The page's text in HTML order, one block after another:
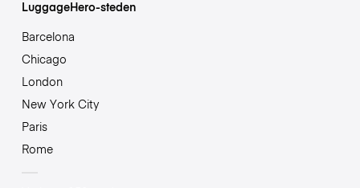
LuggageHero-steden
Barcelona
Chicago
London
New York City
Paris
Rome